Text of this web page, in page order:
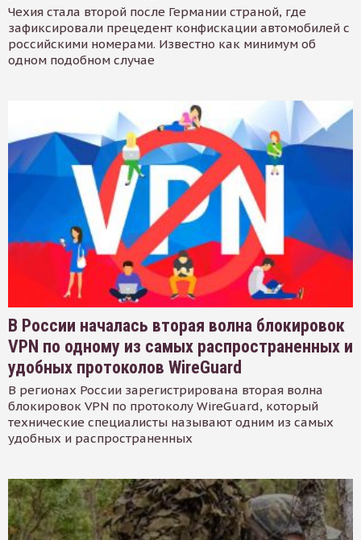
Чехия стала второй после Германии страной, где
зафиксировали прецедент конфискации автомобилей с
российскими номерами. Известно как минимум об
одном подобном случае
В России началась вторая волна блокировок
VPN по одному из самых распространенных и
удобных протоколов WireGuard
В регионах России зарегистрирована вторая волна
блокировок VPN по протоколу WireGuard, который
технические специалисты называют одним из самых
удобных и распространенных